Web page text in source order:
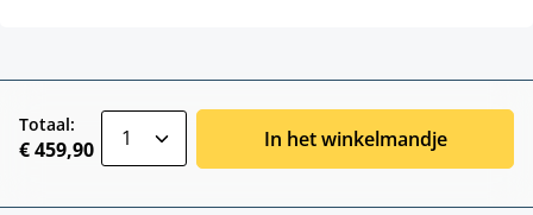
Totaal:
€ 459,90 In het winkelmandje